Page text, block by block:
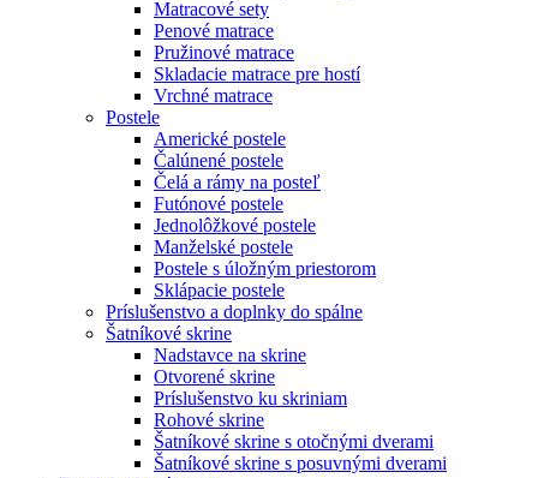
Matracové sety
Penové matrace
Pružinové matrace
Skladacie matrace pre hostí
Vrchné matrace
Postele
Americké postele
Čalúnené postele
Čelá a rámy na posteľ
Futónové postele
Jednolôžkové postele
Manželské postele
Postele s úložným priestorom
Sklápacie postele
Príslušenstvo a doplnky do spálne
Šatníkové skrine
Nadstavce na skrine
Otvorené skrine
Príslušenstvo ku skriniam
Rohové skrine
Šatníkové skrine s otočnými dverami
Šatníkové skrine s posuvnými dverami